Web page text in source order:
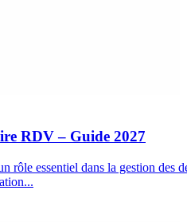
RDV – Guide 2027
rôle essentiel dans la gestion des